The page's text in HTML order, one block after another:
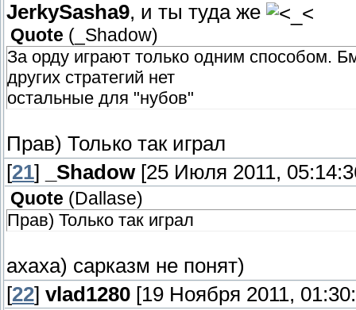
JerkySasha9, и ты туда же
Quote ( _Shadow)
За орду играют только одним способом.
других стратегий нет
остальные для "нубов"
Прав) Только так играл
[21] _Shadow[25 Июля 2011,
Quote ( Dallase)
Прав) Только так играл
ахаха) сарказм не понят)
[22] vlad1280 [19 Ноября 2011,